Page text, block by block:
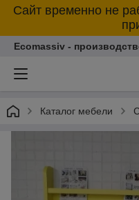
Сайт временно не
Ecomassiv -
Каталог мебели